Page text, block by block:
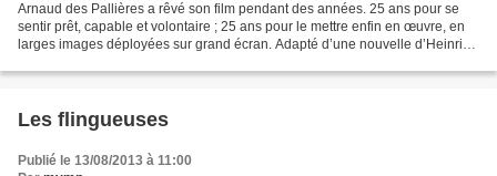
Arnaud des Pallières a rêvé son film pendant des années. 25 ans pour se
sentir prêt, capable et volontaire ; 25 ans pour le mettre enfin en œuvre, en
larges images déployées sur grand écran. Adapté d’une nouvelle d’Heinrich
Les flingueuses
Publié le 13/08/2013 à 11:00